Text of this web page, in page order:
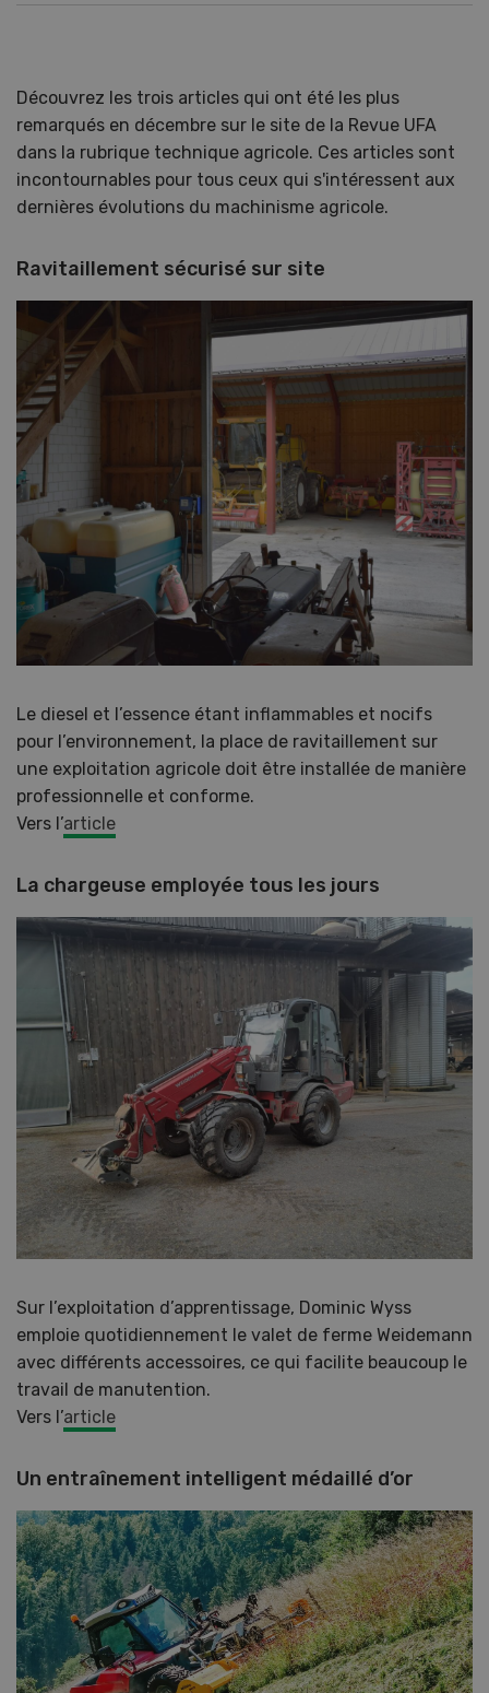
Découvrez les trois articles qui ont été les plus
remarqués en décembre sur le site de la Revue UFA
dans la rubrique technique agricole. Ces articles sont
incontournables pour tous ceux qui s'intéressent aux
dernières évolutions du machinisme agricole.
Ravitaillement sécurisé sur site
Le diesel et l’essence étant inflammables et nocifs
pour l’environnement, la place de ravitaillement sur
une exploitation agricole doit être installée de manière
professionnelle et conforme.
Vers l’article
La chargeuse employée tous les jours
Sur l’exploitation d’apprentissage, Dominic Wyss
emploie quotidiennement le valet de ferme Weidemann
avec différents accessoires, ce qui facilite beaucoup le
travail de manutention.
Vers l’article
Un entraînement intelligent médaillé d’or